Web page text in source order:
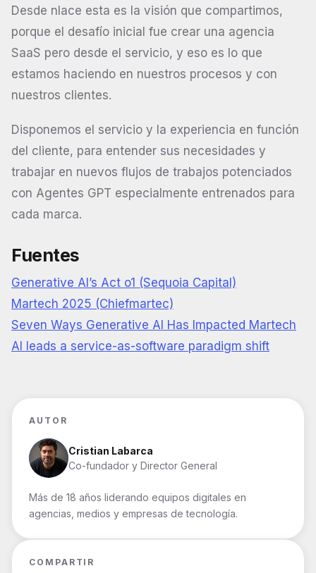
Desde nlace esta es la visión que compartimos,
porque el desafío inicial fue crear una agencia
SaaS pero desde el servicio, y eso es lo que
estamos haciendo en nuestros procesos y con
nuestros clientes.
Disponemos el servicio y la experiencia en función
del cliente, para entender sus necesidades y
trabajar en nuevos flujos de trabajos potenciados
con Agentes GPT especialmente entrenados para
cada marca.
Fuentes
Generative AI’s Act o1 (Sequoia Capital)
Martech 2025 (Chiefmartec)
Seven Ways Generative AI Has Impacted Martech
AI leads a service-as-software paradigm shift
AUTOR
Cristian Labarca
Co-fundador y Director General
Más de 18 años liderando equipos digitales en
agencias, medios y empresas de tecnología.
COMPARTIR